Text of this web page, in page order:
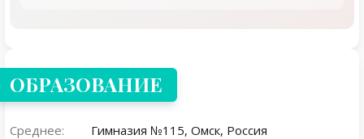
ОБРАЗОВАНИЕ
Среднее: Гимназия №115, Омск, Россия